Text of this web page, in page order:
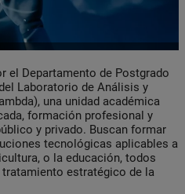
el Departamento de Postgrado
Laboratorio de Análisis y
una unidad académica
formación profesional y
y privado. Buscan formar
tecnológicas aplicables a
o la educación, todos
estratégico de la